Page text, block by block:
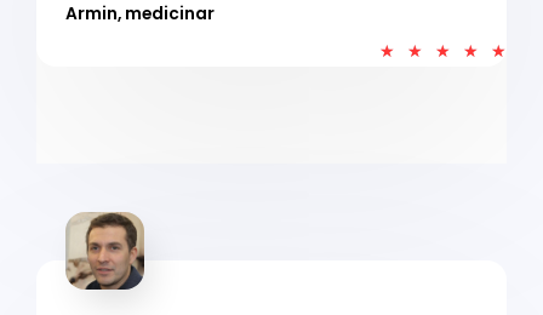
★ ★ ★ ★ ★
Armin, medicinar